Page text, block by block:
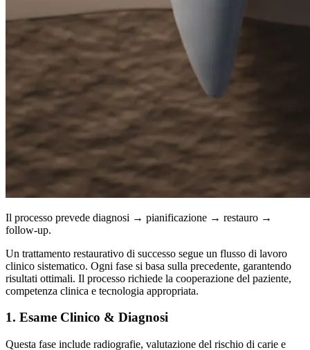
Il processo prevede diagnosi → pianificazione → restauro →
follow-up.
Un trattamento restaurativo di successo segue un flusso di lavoro
clinico sistematico. Ogni fase si basa sulla precedente, garantendo
risultati ottimali. Il processo richiede la cooperazione del paziente,
competenza clinica e tecnologia appropriata.
1. Esame Clinico & Diagnosi
Questa fase include radiografie, valutazione del rischio di carie e